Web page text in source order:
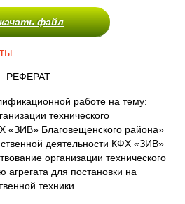
файл
РЕФЕРАТ
работе на тему:
технического
«ЗИВ» Благовещенского района»
деятельности КФХ «ЗИВ»
организации технического
для постановки на
техники.